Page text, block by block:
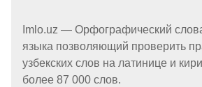
Imlo.uz — Орфографический
языка позволяющий проверить
узбекских слов на латинице и
более 87 000 слов.